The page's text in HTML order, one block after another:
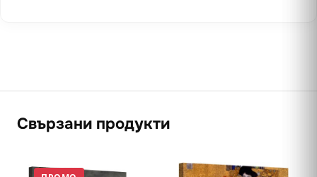
Свързани продукти